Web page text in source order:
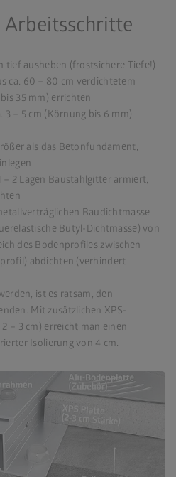
Arbeitsschritte
tief ausheben (frostsichere Tiefe!)
ca. 60 – 80 cm verdichtetem
35 mm) errichten
3 – 5 cm (Körnung bis 6 mm)
als das Betonfundament,
2 Lagen Baustahlgitter armiert,
Baudichtmasse
Butyl-Dichtmasse) von
des Bodenprofiles zwischen
abdichten (verhindert
ist es ratsam, den
Mit zusätzlichen XPS-
– 3 cm) erreicht man einen
Isolierung von 4 cm.